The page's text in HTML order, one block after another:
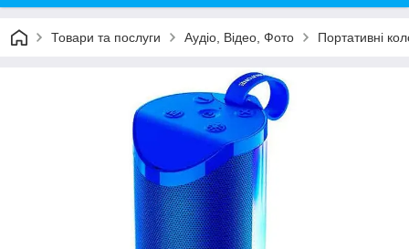
Товари та послуги Аудіо, Відео, Фото Портативні